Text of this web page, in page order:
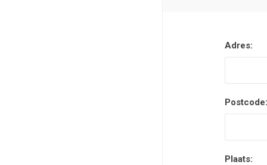
Adres:
Postcode:
Plaats: